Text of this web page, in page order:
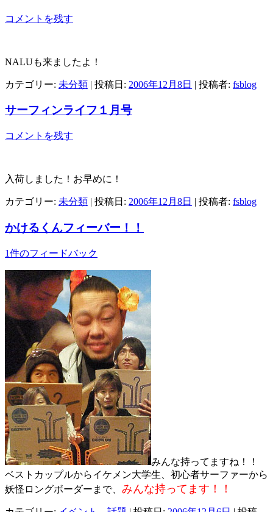
コメントを残す
NALUも来ましたよ！
カテゴリー: 未分類 | 投稿日: 2006年12月8日 | 投稿者: fsblog
サーフィンライフ１月号
コメントを残す
入荷しました！お早めに！
カテゴリー: 未分類 | 投稿日: 2006年12月8日 | 投稿者: fsblog
かけるくんフィーバー！！
1件のフィードバック
みんな持ってますね！！
ベストカップルからイケメン大学生、初心者サーファーから
妖怪ロングボーダーまで、 みんな持ってます！！